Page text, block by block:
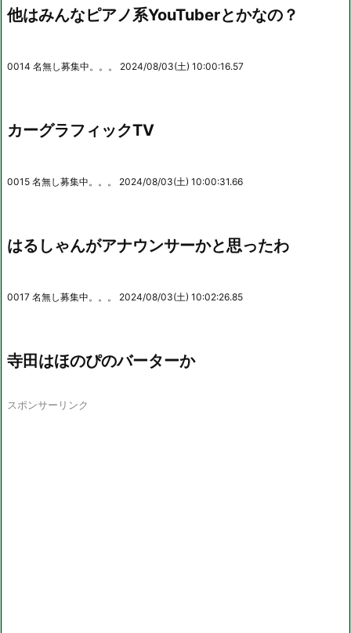
他はみんなピアノ系YouTuberとかなの？
0014 名無し募集中。。。 2024/08/03(土) 10:00:16.57
カーグラフィックTV
0015 名無し募集中。。。 2024/08/03(土) 10:00:31.66
はるしゃんがアナウンサーかと思ったわ
0017 名無し募集中。。。 2024/08/03(土) 10:02:26.85
寺田はほのぴのバーターか
スポンサーリンク